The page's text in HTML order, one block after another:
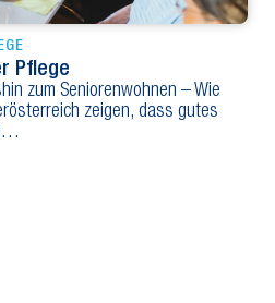
Pflege
zum Seniorenwohnen – Wie
zeigen, dass gutes